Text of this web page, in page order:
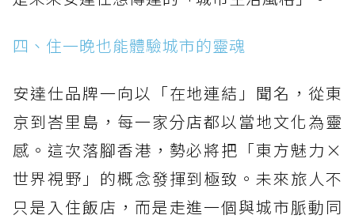
四、住一晚也能體驗城市的靈魂
安達仕品牌一向以「在地連結」聞名，從東
京到峇里島，每一家分店都以當地文化為靈
感。這次落腳香港，勢必將把「東方魅力×
世界視野」的概念發揮到極致。未來旅人不
只是入住飯店，而是走進一個與城市脈動同